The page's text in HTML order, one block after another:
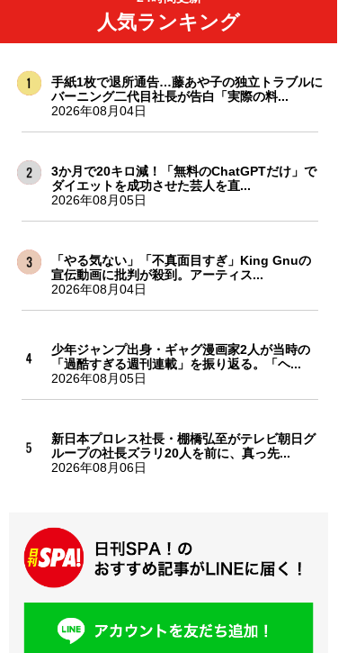
人気ランキング
手紙1枚で退所通告…藤あや子の独立トラブルに
バーニング二代目社長が告白「実際の料...
2026年08月04日
3か月で20キロ減！「無料のChatGPTだけ」で
ダイエットを成功させた芸人を直...
2026年08月05日
「やる気ない」「不真面目すぎ」King Gnuの
宣伝動画に批判が殺到。アーティス...
2026年08月04日
少年ジャンプ出身・ギャグ漫画家2人が当時の
「過酷すぎる週刊連載」を振り返る。「ヘ...
2026年08月05日
新日本プロレス社長・棚橋弘至がテレビ朝日グ
ループの社長ズラリ20人を前に、真っ先...
2026年08月06日